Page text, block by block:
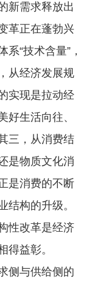
新需求释放出
革正在蓬勃兴
“技术含量”，
从经济发展规
实现是拉动经
好生活向往、
三，从消费结
是物质文化消
是消费的不断
结构的升级。
性改革是经济
得益彰。
与供给侧的